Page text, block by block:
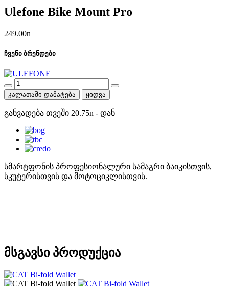
Ulefone Bike Mount Pro
249.00n
ჩვენი ბრენდები
კალათაში დამატება ყიდვა
განვადება თვეში 20.75n - დან
სმარტფონის პროფესიონალური სამაგრი ბაიკისთვის,
სკუტერისთვის და მოტოციკლისთვის.
მსგავსი პროდუქცია